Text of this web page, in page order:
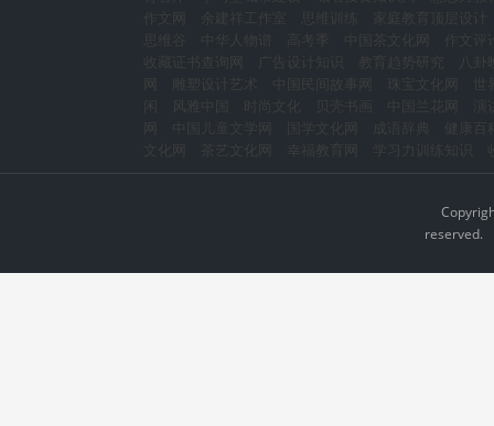
作文网
余建祥工作室 思维训练
家庭教育顶层设计
思维谷
中华人物谱 高考季 中国茶文化网
作文评
收藏证书查询网
广告设计知识 教育趋势研究
八卦
网
雕塑设计艺术 中国民间故事网 珠宝文化网
世
闲
风雅中国 时尚文化 贝壳书画 中国兰花网
网
中国儿童文学网 国学文化网 成语辞典
健康百
文化网
茶艺文化网 幸福教育网 学习力训练知识